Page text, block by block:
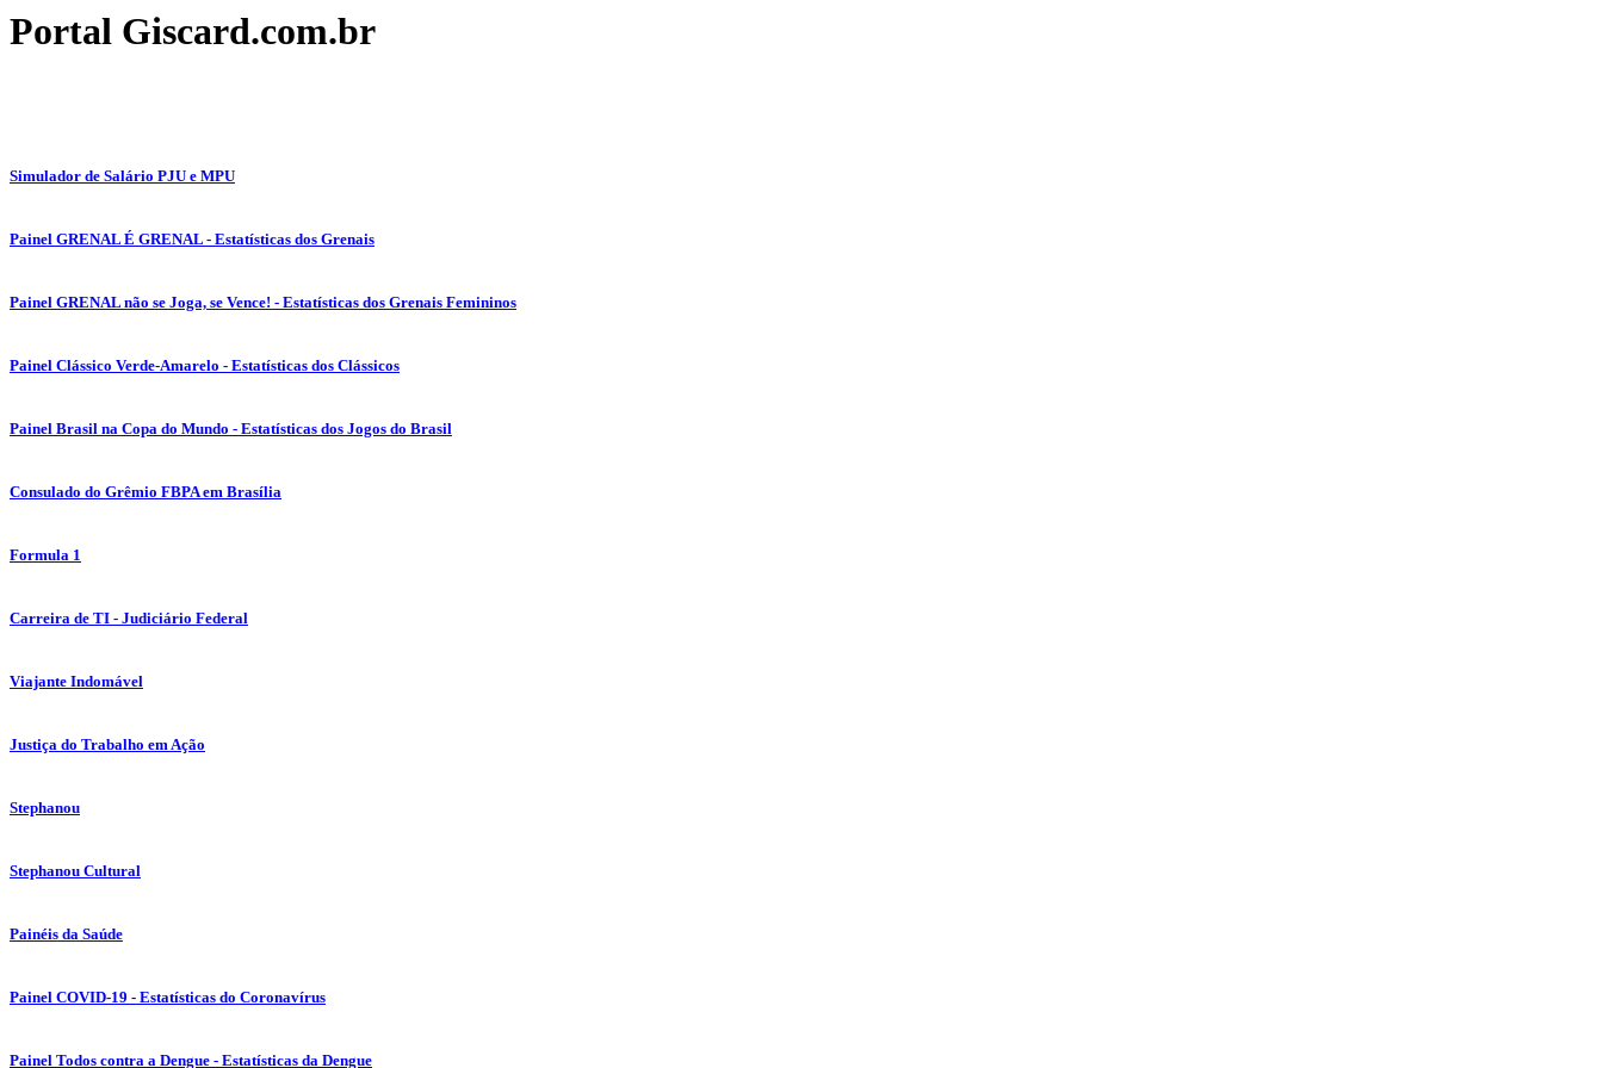
Portal Giscard.com.br
Simulador de Salário PJU e MPU
Painel GRENAL É GRENAL - Estatísticas dos Grenais
Painel GRENAL não se Joga, se Vence! - Estatísticas dos Grenais Femininos
Painel Clássico Verde-Amarelo - Estatísticas dos Clássicos
Painel Brasil na Copa do Mundo - Estatísticas dos Jogos do Brasil
Consulado do Grêmio FBPA em Brasília
Formula 1
Carreira de TI - Judiciário Federal
Viajante Indomável
Justiça do Trabalho em Ação
Stephanou
Stephanou Cultural
Painéis da Saúde
Painel COVID-19 - Estatísticas do Coronavírus
Painel Todos contra a Dengue - Estatísticas da Dengue